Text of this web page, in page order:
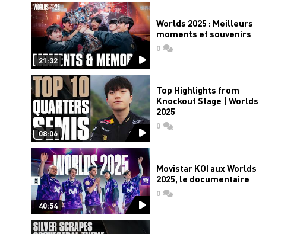
21:32
Worlds 2025 : Meilleurs
moments et souvenirs
0commentaires
08:06
Top Highlights from
Knockout Stage | Worlds
2025
0commentaires
40:54
Movistar KOI aux Worlds
2025, le documentaire
0commentaires